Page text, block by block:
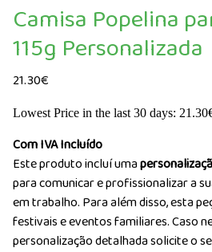
Camisa Popelina
115g Personalizada
21.30€
Lowest Price in the last 30 days: 21.30
Com IVA Incluído
Este produto incluí uma
para comunicar e profissionalizar a
em trabalho. Para além disso, esta
festivais e eventos familiares. Caso
personalização detalhada solicite o